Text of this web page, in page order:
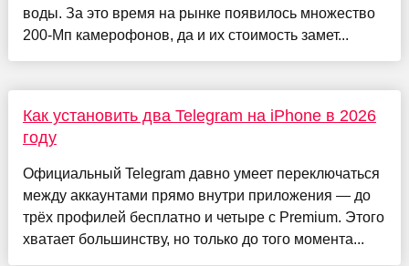
воды. За это время на рынке появилось множество
200-Мп камерофонов, да и их стоимость замет...
Как установить два Telegram на iPhone в 2026
году
Официальный Telegram давно умеет переключаться
между аккаунтами прямо внутри приложения — до
трёх профилей бесплатно и четыре с Premium. Этого
хватает большинству, но только до того момента...